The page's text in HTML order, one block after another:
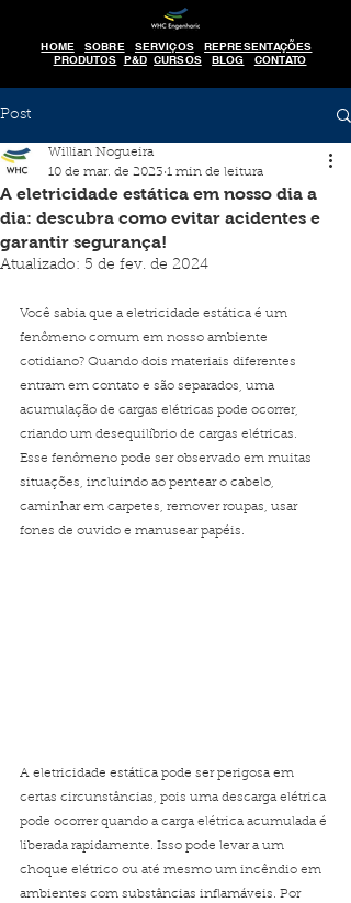
HOME SOBRE SERVIÇOS
REPRESENTAÇÕES
PRODUTOS P&D CURSOS BLOG CONTATO
Post
A eletricidade estática em nosso dia a
dia: descubra como evitar acidentes e
garantir segurança!
Willian Nogueira
10 de mar. de 2023 1 min de leitura
Atualizado: 5 de fev. de 2024
Você sabia que a eletricidade estática é um
fenômeno comum em nosso ambiente
cotidiano? Quando dois materiais diferentes
entram em contato e são separados, uma
acumulação de cargas elétricas pode ocorrer,
criando um desequilíbrio de cargas elétricas.
Esse fenômeno pode ser observado em muitas
situações, incluindo ao pentear o cabelo,
caminhar em carpetes, remover roupas, usar
fones de ouvido e manusear papéis.
A eletricidade estática pode ser perigosa em
certas circunstâncias, pois uma descarga elétrica
pode ocorrer quando a carga elétrica acumulada é
liberada rapidamente. Isso pode levar a um
choque elétrico ou até mesmo um incêndio em
ambientes com substâncias inflamáveis. Por